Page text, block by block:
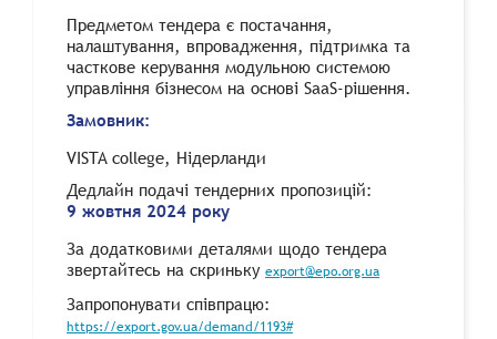
Предметом тендера є постачання,
налаштування, впровадження, підтримка та
часткове керування модульною системою
управління бізнесом на основі SaaS-рішення.
Замовник:
VISTA college, Нідерланди
Дедлайн подачі тендерних пропозицій:
9 жовтня 2024 року
За додатковими деталями щодо тендера
звертайтесь на скриньку export@epo.org.ua
Запропонувати співпрацю:
https://export.gov.ua/demand/1193#